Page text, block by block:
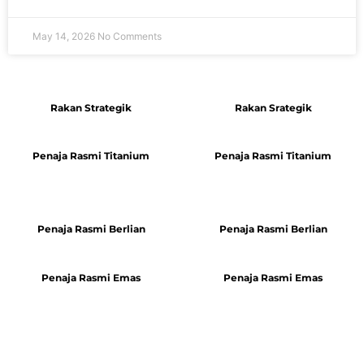
May 14, 2026 No Comments
Rakan Strategik Rakan Srategik
Penaja Rasmi Titanium Penaja Rasmi Titanium
Penaja Rasmi Berlian Penaja Rasmi Berlian
Penaja Rasmi Emas Penaja Rasmi Emas